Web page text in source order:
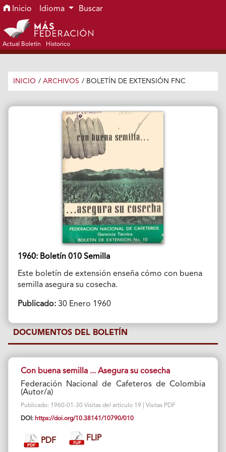
Ir al menú de navegación principal
Ir al contenido principal
Ir al pie de página del sitio
Inicio Idioma Buscar
Actual Boletín Historico
INICIO / ARCHIVOS / BOLETÍN DE EXTENSIÓN FNC
1960: Boletín 010 Semilla
Este boletín de extensión enseña cómo con buena
semilla asegura su cosecha.
Publicado:30 Enero 1960
DOCUMENTOS DEL BOLETÍN
Con buena semilla ... Asegura su cosecha
Federación Nacional de Cafeteros de Colombia
(Autor/a)
Publicado: 1960-01-30 Visitas del artículo 19 | Visitas PDF
DOI: https://doi.org/10.38141/10790/010
PDF FLIP